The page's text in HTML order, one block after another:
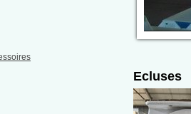
Ecluses